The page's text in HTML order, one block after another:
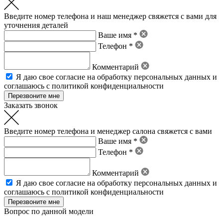
Введите номер телефона и наш менеджер свяжется с вами для
уточнения деталей
Ваше имя *
Телефон *
Комментарий
Я даю свое согласие на обработку персональных данных и
соглашаюсь с политикой конфиденциальности
Заказать звонок
Введите номер телефона и менеджер салона свяжется с вами
Ваше имя *
Телефон *
Комментарий
Я даю свое согласие на обработку персональных данных и
соглашаюсь с политикой конфиденциальности
Вопрос по данной модели